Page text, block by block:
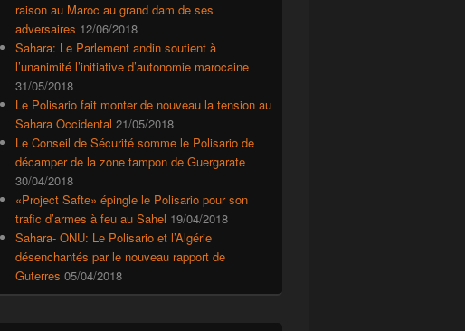
raison au Maroc au grand dam de ses
adversaires 12/06/2018
Sahara: Le Parlement andin soutient à
l’unanimité l’initiative d’autonomie marocaine
31/05/2018
Le Polisario fait monter de nouveau la tension au
Sahara Occidental 21/05/2018
Le Conseil de Sécurité somme le Polisario de
décamper de la zone tampon de Guergarate
30/04/2018
«Project Safte» épingle le Polisario pour son
trafic d’armes à feu au Sahel 19/04/2018
Sahara- ONU: Le Polisario et l’Algérie
désenchantés par le nouveau rapport de
Guterres 05/04/2018